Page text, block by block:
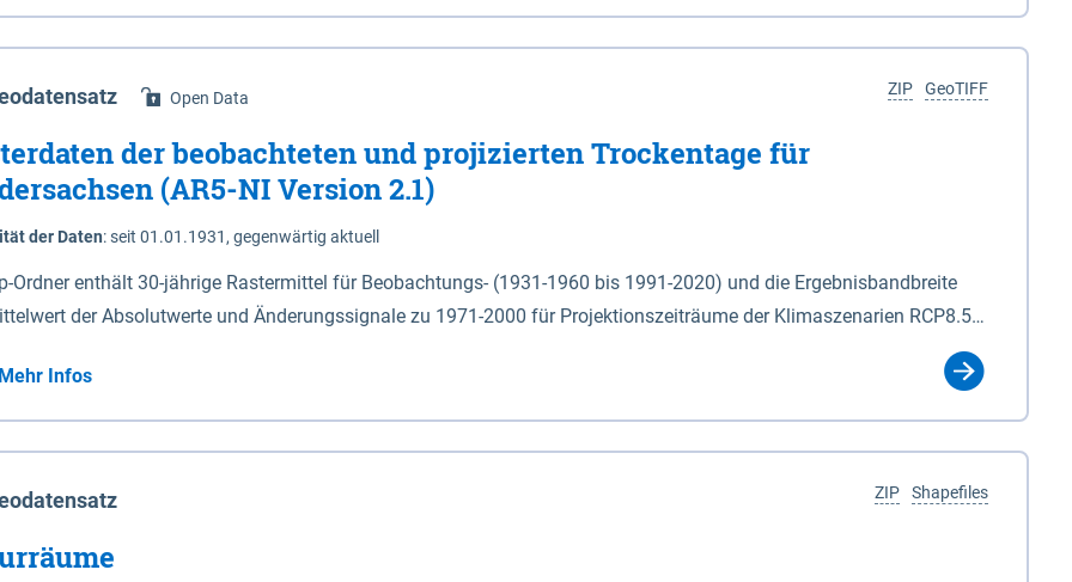
GeoTIFF
ZIP
Open Data
der beobachteten und projizierten Trockentage für
(AR5-NI Version 2.1)
der Daten:seit 01.01.1931, gegenwärtig aktuell
Ordner enthält 30-jährige Rastermittel für Beobachtungs- (1931-1960 bis 1991-2020) und die Ergebnisbandbreite
der Absolutwerte und Änderungssignale zu 1971-2000 für Projektionszeiträume der Klimaszenarien RCP8.5
(Jun. - Aug.) - au: Herbst (Sep. - Nov.) - wi: Winter (Dez. - Feb.) - hyr:
Jahr (Nov. - Okt.) - hsu: Hydrologisches Sommerhalbjahr (Mai - Okt.) - hwi: Hydrologisches Winterhalbjahr
- vd: Vegetationsruhe (Okt. - Mär.) Neben den Rasterdaten ist eine
zu den Dateinamen und für eine Darstellung im GIS eine Klassifizierung der Rasterdaten mit Klassenname und
code gegeben.
Mehr Infos
Shapefiles
ZIP